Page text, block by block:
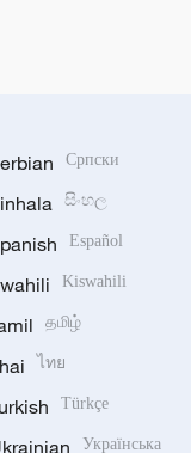
Српски
සිංහල
Español
Kiswahili
தமிழ்
ไทย
Türkçe
Українська